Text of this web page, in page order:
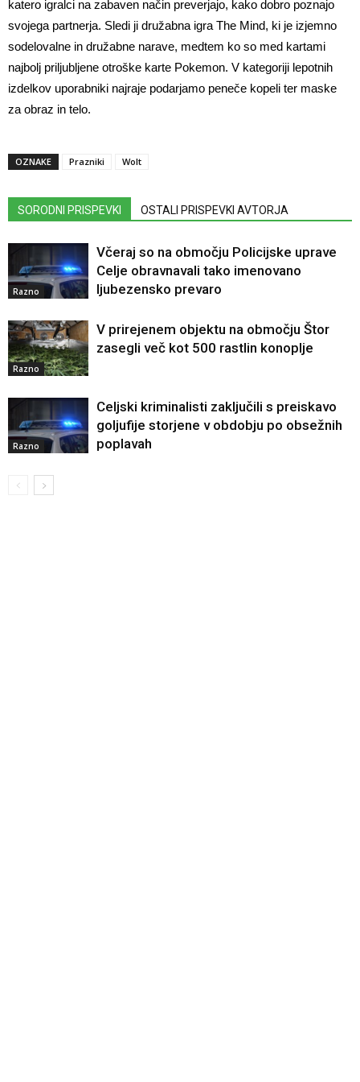
katero igralci na zabaven način preverjajo, kako dobro poznajo
svojega partnerja. Sledi ji družabna igra The Mind, ki je izjemno
sodelovalne in družabne narave, medtem ko so med kartami
najbolj priljubljene otroške karte Pokemon. V kategoriji lepotnih
izdelkov uporabniki najraje podarjamo peneče kopeli ter maske
za obraz in telo.
OZNAKE Prazniki Wolt
SORODNI PRISPEVKI OSTALI PRISPEVKI AVTORJA
Razno
Včeraj so na območju Policijske uprave
Celje obravnavali tako imenovano
ljubezensko prevaro
Razno
V prirejenem objektu na območju Štor
zasegli več kot 500 rastlin konoplje
Razno
Celjski kriminalisti zaključili s preiskavo
goljufije storjene v obdobju po obsežnih
poplavah